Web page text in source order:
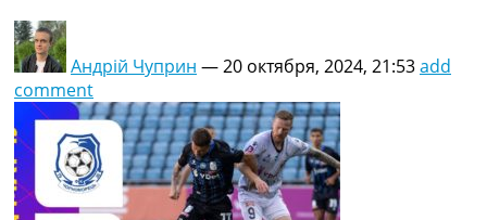
Андрій Чуприн —20 октября, 2024, 21:53add
comment